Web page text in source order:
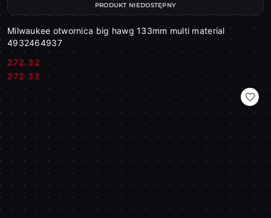
Milwaukee otwornica big hawg 133mm multi material
4932464937
Cena:
272.32
Cena:
272.32
PRODUKT NIEDOSTĘPNY